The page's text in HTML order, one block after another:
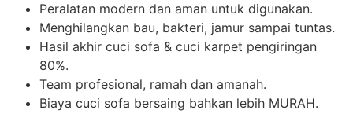
Peralatan modern dan aman untuk digunakan.
Menghilangkan bau, bakteri, jamur sampai tuntas.
Hasil akhir cuci sofa & cuci karpet pengiringan
80%.
Team profesional, ramah dan amanah.
Biaya cuci sofa bersaing bahkan lebih MURAH.